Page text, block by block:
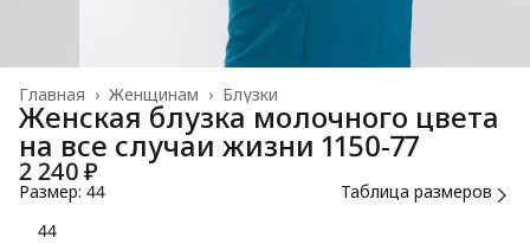
Блузки
Женщинам ›
Главная ›
Женская блузка молочного цвета
на все случаи жизни 1150-77
2 240 ₽
Размер: 44
Таблица размеров
44